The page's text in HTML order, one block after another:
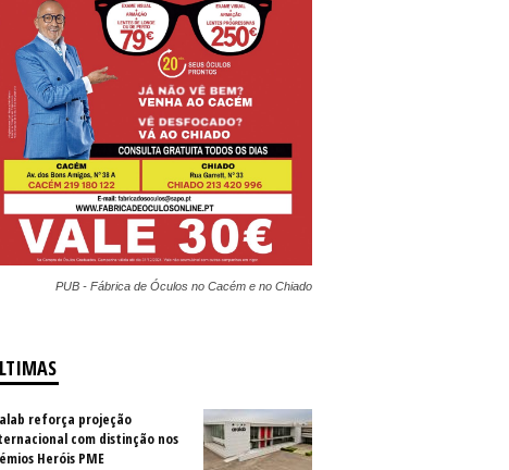
PUB - Fábrica de Óculos no Cacém e no Chiado
reforça projeção
com distinção nos
Heróis PME